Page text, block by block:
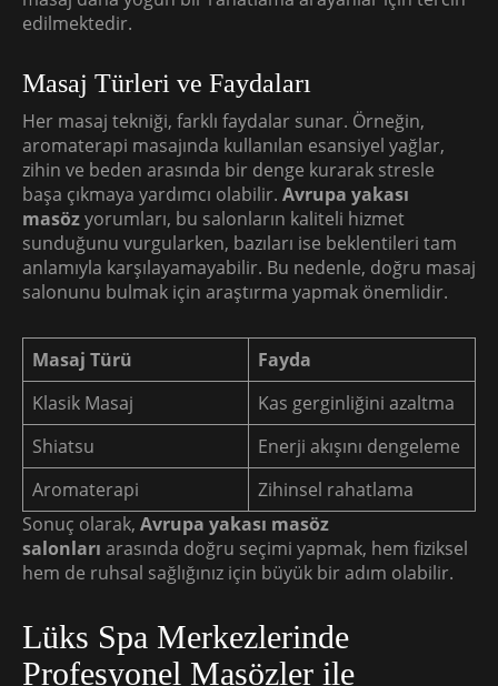
edilmektedir.
Masaj Türleri ve Faydaları
Her masaj tekniği, farklı faydalar sunar. Örneğin,
aromaterapi masajında kullanılan esansiyel yağlar,
zihin ve beden arasında bir denge kurarak stresle
başa çıkmaya yardımcı olabilir. Avrupa yakası
masözyorumları, bu salonların kaliteli hizmet
sunduğunu vurgularken, bazıları ise beklentileri tam
anlamıyla karşılayamayabilir. Bu nedenle, doğru masaj
salonunu bulmak için araştırma yapmak önemlidir.
Masaj Türü
Fayda
Klasik Masaj
Kas gerginliğini azaltma
Shiatsu
Enerji akışını dengeleme
Aromaterapi
Zihinsel rahatlama
Sonuç olarak, Avrupa yakası masöz
salonları arasında doğru seçimi yapmak, hem fiziksel
hem de ruhsal sağlığınız için büyük bir adım olabilir.
Lüks Spa Merkezlerinde
Profesyonel Masözler ile